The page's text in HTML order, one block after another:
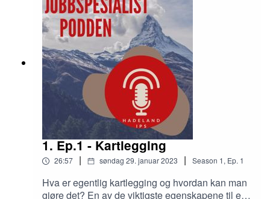
1. Ep.1 - Kartlegging
26:57 | søndag 29. januar 2023 | Season 1, Ep. 1
Hva er egentlig kartlegging og hvordan kan man
gjøre det? En av de viktigste egenskapene til en